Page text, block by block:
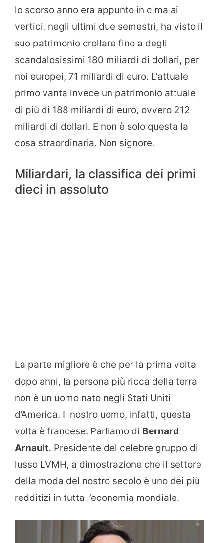
lo scorso anno era appunto in cima ai
vertici, negli ultimi due semestri, ha visto il
suo patrimonio crollare fino a degli
scandalosissimi 180 miliardi di dollari, per
noi europei, 71 miliardi di euro. L’attuale
primo vanta invece un patrimonio attuale
di più di 188 miliardi di euro, ovvero 212
miliardi di dollari. E non è solo questa la
cosa straordinaria. Non signore.
Miliardari, la classifica dei primi
dieci in assoluto
La parte migliore è che per la prima volta
dopo anni, la persona più ricca della terra
non è un uomo nato negli Stati Uniti
d’America. Il nostro uomo, infatti, questa
volta è francese. Parliamo di Bernard
Arnault. Presidente del celebre gruppo di
lusso LVMH, a dimostrazione che il settore
della moda del nostro secolo è uno dei più
redditizi in tutta l’economia mondiale.